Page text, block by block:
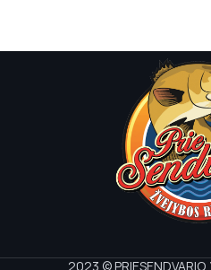
2023 ©